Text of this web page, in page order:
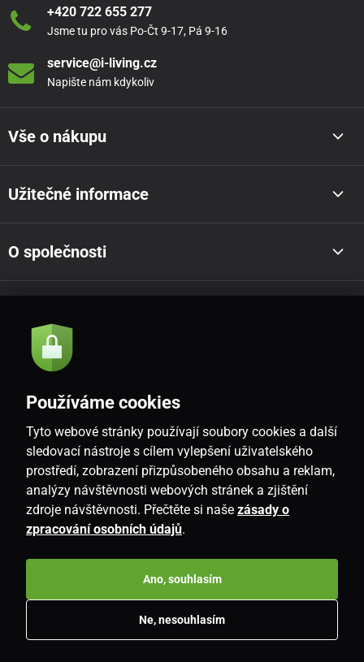
+420 722 655 277
Jsme tu pro vás Po-Čt 9-17, Pá 9-16
service@i-living.cz
Napište nám kdykoliv
Vše o nákupu
Užitečné informace
O společnosti
Používáme cookies
Tyto webové stránky používají soubory cookies a další
sledovací nástroje s cílem vylepšení uživatelského
prostředí, zobrazení přizpůsobeného obsahu a reklam,
analýzy návštěvnosti webových stránek a zjištění
zdroje návštěvnosti. Přečtěte si naše zásady o
zpracování osobních údajů.
Ne, nesouhlasím
Ano, souhlasím